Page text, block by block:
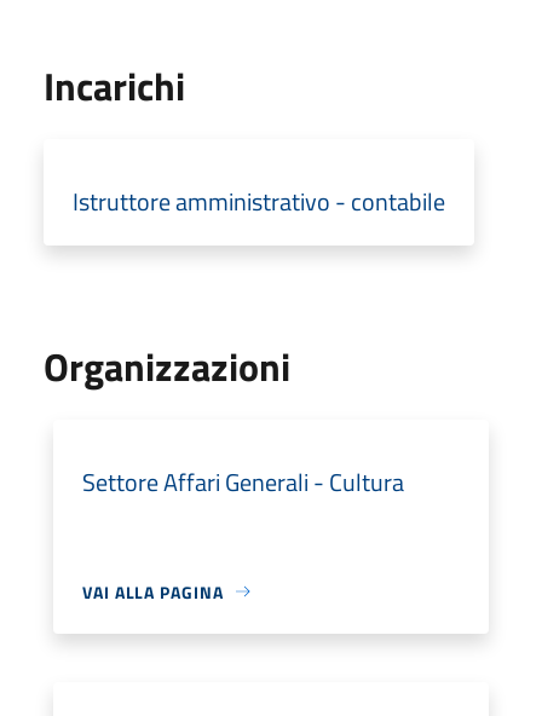
Incarichi
Istruttore amministrativo - contabile
Organizzazioni
Settore Affari Generali - Cultura
VAI ALLA PAGINA